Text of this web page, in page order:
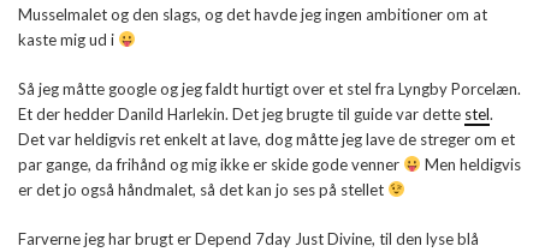
Musselmalet og den slags, og det havde jeg ingen ambitioner om at
kaste mig ud i
Så jeg måtte google og jeg faldt hurtigt over et stel fra Lyngby Porcelæn.
Et der hedder Danild Harlekin. Det jeg brugte til guide var dette stel.
Det var heldigvis ret enkelt at lave, dog måtte jeg lave de streger om et
par gange, da frihånd og mig ikke er skide gode venner
Men heldigvis
er det jo også håndmalet, så det kan jo ses på stellet
Farverne jeg har brugt er Depend 7day Just Divine, til den lyse blå